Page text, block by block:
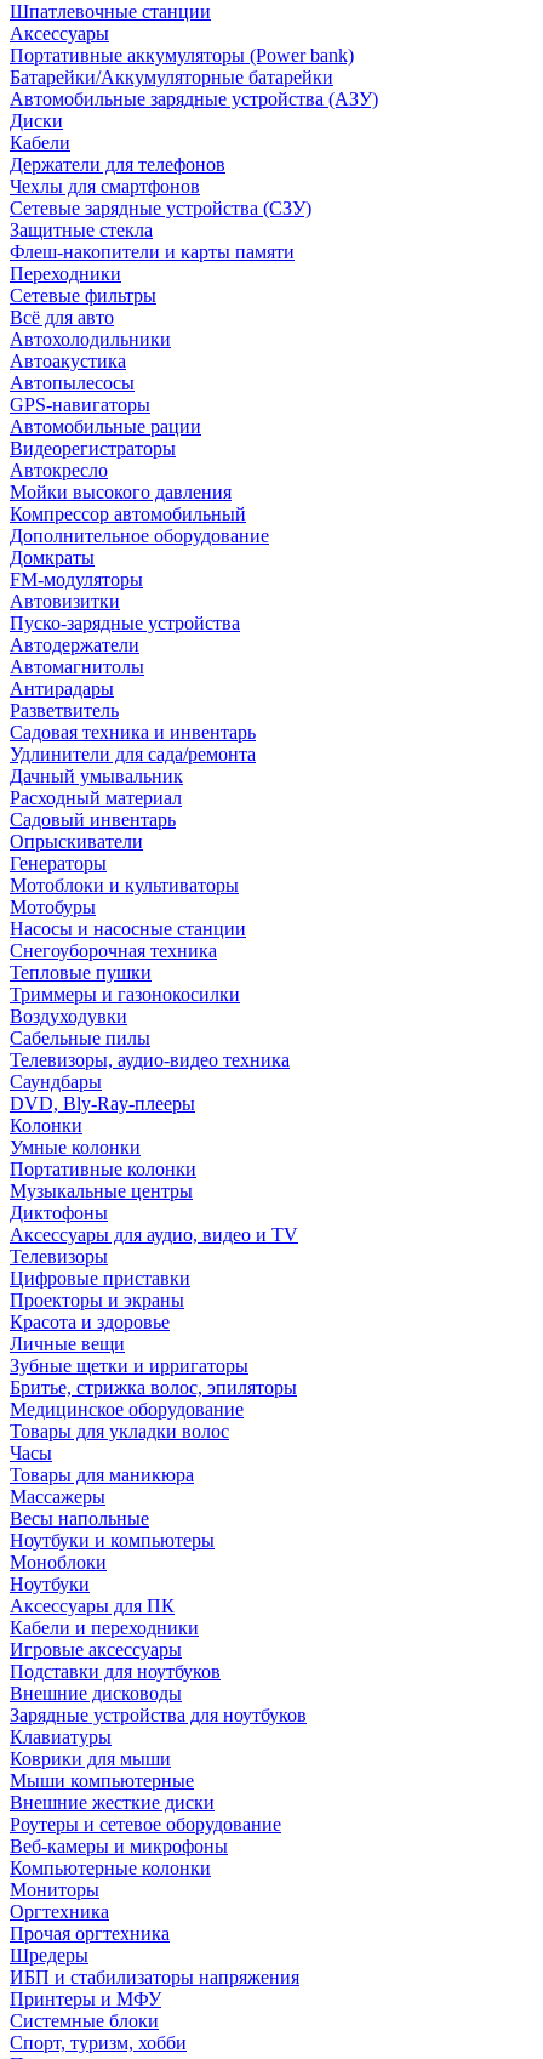
Шпатлевочные станции
Аксессуары
Портативные аккумуляторы (Power bank)
Батарейки/Аккумуляторные батарейки
Автомобильные зарядные устройства (АЗУ)
Диски
Кабели
Держатели для телефонов
Чехлы для смартфонов
Сетевые зарядные устройства (СЗУ)
Защитные стекла
Флеш-накопители и карты памяти
Переходники
Сетевые фильтры
Всё для авто
Автохолодильники
Автоакустика
Автопылесосы
GPS-навигаторы
Автомобильные рации
Видеорегистраторы
Автокресло
Мойки высокого давления
Компрессор автомобильный
Дополнительное оборудование
Домкраты
FM-модуляторы
Автовизитки
Пуско-зарядные устройства
Автодержатели
Автомагнитолы
Антирадары
Разветвитель
Садовая техника и инвентарь
Удлинители для сада/ремонта
Дачный умывальник
Расходный материал
Садовый инвентарь
Опрыскиватели
Генераторы
Мотоблоки и культиваторы
Мотобуры
Насосы и насосные станции
Снегоуборочная техника
Тепловые пушки
Триммеры и газонокосилки
Воздуходувки
Сабельные пилы
Телевизоры, аудио-видео техника
Саундбары
DVD, Bly-Ray-плееры
Колонки
Умные колонки
Портативные колонки
Музыкальные центры
Диктофоны
Аксессуары для аудио, видео и TV
Телевизоры
Цифровые приставки
Проекторы и экраны
Красота и здоровье
Личные вещи
Зубные щетки и ирригаторы
Бритье, стрижка волос, эпиляторы
Медицинское оборудование
Товары для укладки волос
Часы
Товары для маникюра
Массажеры
Весы напольные
Ноутбуки и компьютеры
Моноблоки
Ноутбуки
Аксессуары для ПК
Кабели и переходники
Игровые аксессуары
Подставки для ноутбуков
Внешние дисководы
Зарядные устройства для ноутбуков
Клавиатуры
Коврики для мыши
Мыши компьютерные
Внешние жесткие диски
Роутеры и сетевое оборудование
Веб-камеры и микрофоны
Компьютерные колонки
Мониторы
Оргтехника
Прочая оргтехника
Шредеры
ИБП и стабилизаторы напряжения
Принтеры и МФУ
Системные блоки
Спорт, туризм, хобби